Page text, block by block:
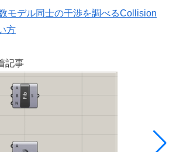
モデル同士の干渉を調べるCollision
方
記事